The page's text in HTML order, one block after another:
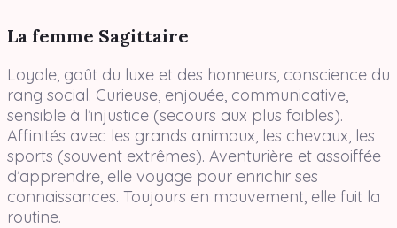
La femme Sagittaire
Loyale, goût du luxe et des honneurs, conscience du
rang social. Curieuse, enjouée, communicative,
sensible à l’injustice (secours aux plus faibles).
Affinités avec les grands animaux, les chevaux, les
sports (souvent extrêmes). Aventurière et assoiffée
d’apprendre, elle voyage pour enrichir ses
connaissances. Toujours en mouvement, elle fuit la
routine.